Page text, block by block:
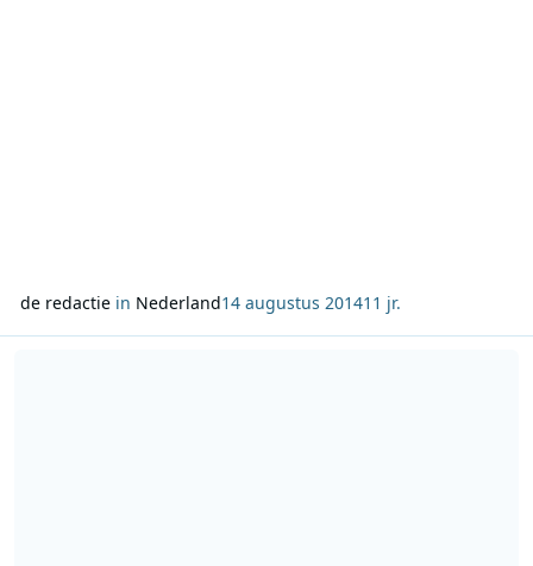
de redactiein Nederland14 augustus 201411 jr.